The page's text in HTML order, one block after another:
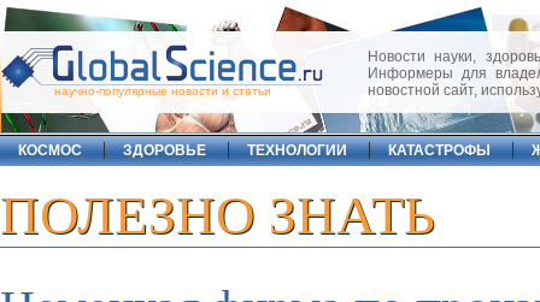
научно-популярные новости и статьи
Новости науки,
Информеры для
новостной сайт,
КОСМОС ЗДОРОВЬЕ ТЕХНОЛОГИИ КАТАСТРОФЫ
ПОЛЕЗНО ЗНАТЬ